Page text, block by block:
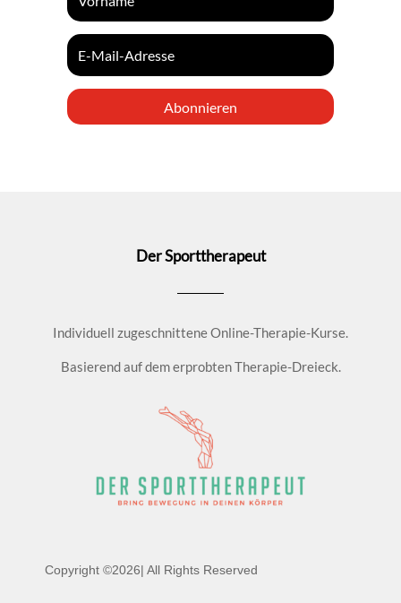
Abonnieren
Der Sporttherapeut
Individuell zugeschnittene Online-Therapie-Kurse.
Basierend auf dem erprobten Therapie-Dreieck.
Copyright ©2026| All Rights Reserved